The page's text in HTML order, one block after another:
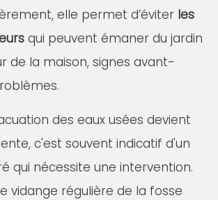
elle permet d’éviter les
qui peuvent émaner du jardin
de la maison, signes avant-
des eaux usées devient
c'est souvent indicatif d'un
qui nécessite une intervention.
vidange régulière de la fosse